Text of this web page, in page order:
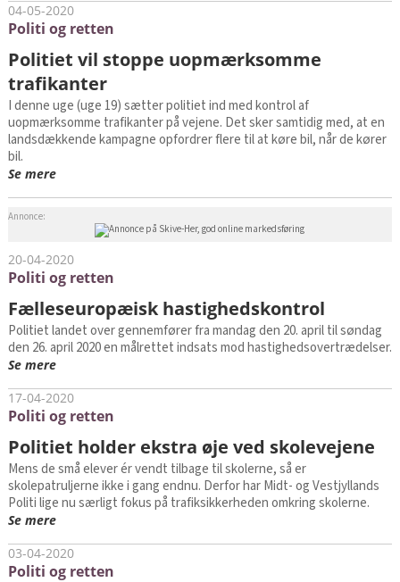
04-05-2020
Politi og retten
Politiet vil stoppe uopmærksomme
trafikanter
I denne uge (uge 19) sætter politiet ind med kontrol af
uopmærksomme trafikanter på vejene. Det sker samtidig med, at en
landsdækkende kampagne opfordrer flere til at køre bil, når de kører
bil.
Se mere
Annonce:
20-04-2020
Politi og retten
Fælleseuropæisk hastighedskontrol
Politiet landet over gennemfører fra mandag den 20. april til søndag
den 26. april 2020 en målrettet indsats mod hastighedsovertrædelser.
Se mere
17-04-2020
Politi og retten
Politiet holder ekstra øje ved skolevejene
Mens de små elever ér vendt tilbage til skolerne, så er
skolepatruljerne ikke i gang endnu. Derfor har Midt- og Vestjyllands
Politi lige nu særligt fokus på trafiksikkerheden omkring skolerne.
Se mere
03-04-2020
Politi og retten